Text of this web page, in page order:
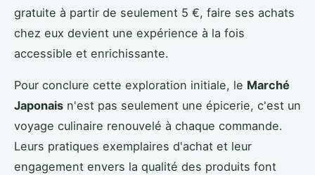
gratuite à partir de seulement 5 €, faire ses achats
chez eux devient une expérience à la fois
accessible et enrichissante.
Pour conclure cette exploration initiale, le Marché
Japonais n'est pas seulement une épicerie, c'est un
voyage culinaire renouvelé à chaque commande.
Leurs pratiques exemplaires d'achat et leur
engagement envers la qualité des produits font